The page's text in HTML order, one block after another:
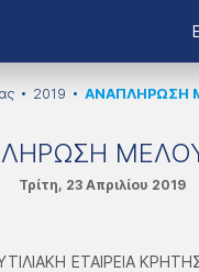
2019 ΑΝΑΠΛΗΡΩΣΗ
Τρίτη, 23 Απριλίου 2019
ΕΤΑΙΡΕΙΑ